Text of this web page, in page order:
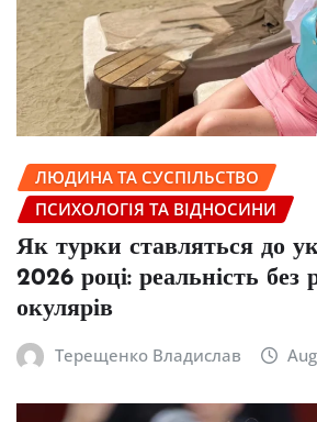
ЛЮДИНА ТА СУСПІЛЬСТВО
ПСИХОЛОГІЯ ТА ВІДНОСИНИ
Як турки ставляться до
2026 році: реальність без
окулярів
Терещенко Владислав